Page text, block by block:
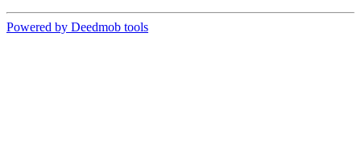
Powered by Deedmob tools